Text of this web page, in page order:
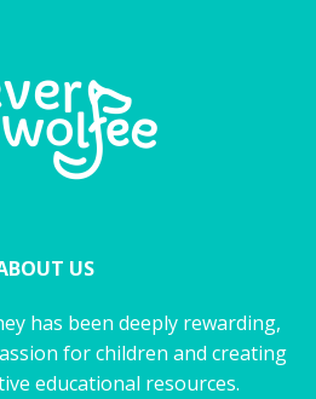
US
has been deeply rewarding,
for children and creating
educational resources.